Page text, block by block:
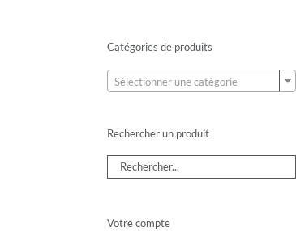
Catégories de produits
Sélectionner une catégorie
Rechercher un produit
Votre compte